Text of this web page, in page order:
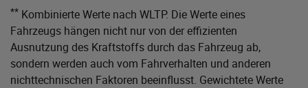
** Kombinierte Werte nach WLTP. Die Werte eines
Fahrzeugs hängen nicht nur von der effizienten
Ausnutzung des Kraftstoffs durch das Fahrzeug ab,
sondern werden auch vom Fahrverhalten und anderen
nichttechnischen Faktoren beeinflusst. Gewichtete Werte